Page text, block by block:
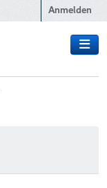
Anmelden